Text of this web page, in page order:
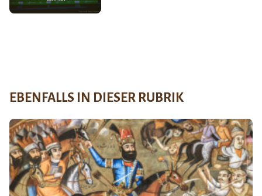
EBENFALLS IN DIESER RUBRIK